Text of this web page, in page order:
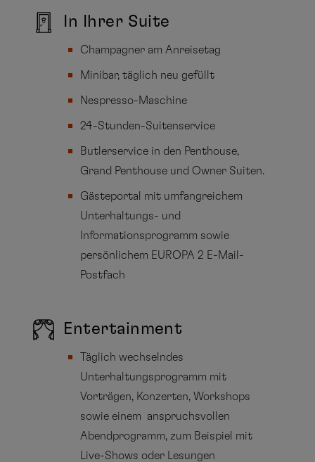
In Ihrer Suite
Champagner am Anreisetag
Minibar, täglich neu gefüllt
Nespresso-Maschine
24-Stunden-Suitenservice
Butlerservice in den Penthouse,
Grand Penthouse und Owner Suiten.
Gästeportal mit umfangreichem
Unterhaltungs- und
Informationsprogramm sowie
persönlichem EUROPA 2 E-Mail-
Postfach
Entertainment
Täglich wechselndes
Unterhaltungsprogramm mit
Vorträgen, Konzerten, Workshops
sowie einem anspruchsvollen
Abendprogramm, zum Beispiel mit
Live-Shows oder Lesungen